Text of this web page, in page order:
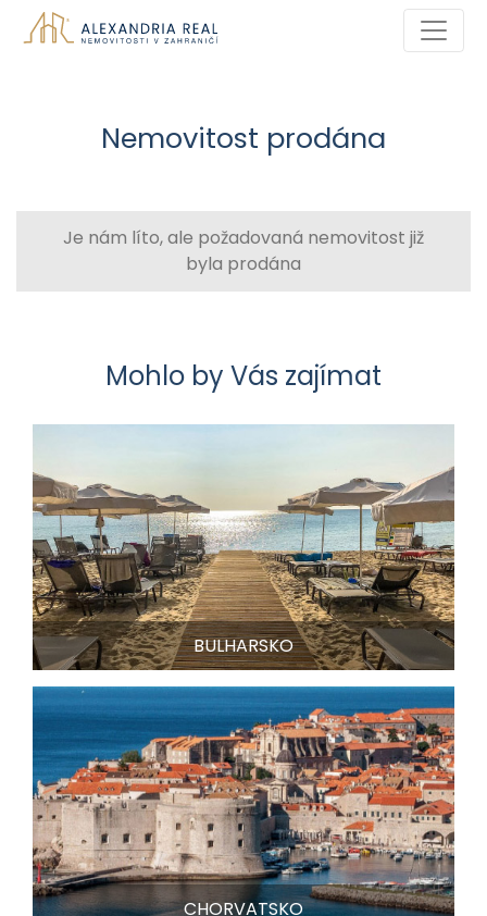
Nemovitost prodána
Je nám líto, ale požadovaná nemovitost již
byla prodána
Mohlo by Vás zajímat
BULHARSKO
CHORVATSKO